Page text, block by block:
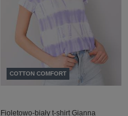
COTTON COMFORT
Fioletowo-biały t-shirt Gianna